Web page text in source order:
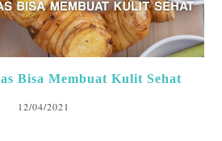
Bisa Membuat Kulit Sehat
12/04/2021